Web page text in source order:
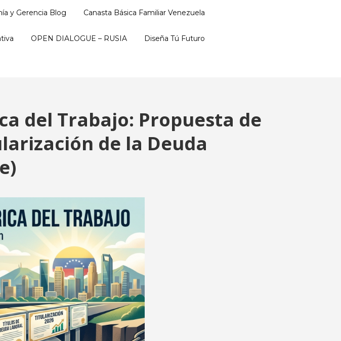
y Gerencia Blog Canasta Básica Familiar Venezuela
OPEN DIALOGUE – RUSIA Diseña Tú Futuro
del Trabajo: Propuesta de
de la Deuda